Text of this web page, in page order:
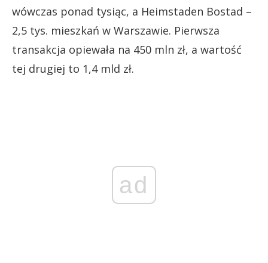
wówczas ponad tysiąc, a Heimstaden Bostad –
2,5 tys. mieszkań w Warszawie. Pierwsza
transakcja opiewała na 450 mln zł, a wartość
tej drugiej to 1,4 mld zł.
ad